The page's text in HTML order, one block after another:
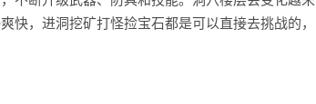
快，进洞挖矿打怪捡宝石都是可以直接去挑战的，